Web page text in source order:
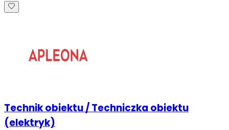
Technik obiektu / Techniczka obiektu
(elektryk)